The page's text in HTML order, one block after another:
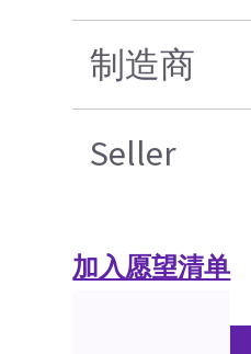
制造商
Seller
加入愿望清单